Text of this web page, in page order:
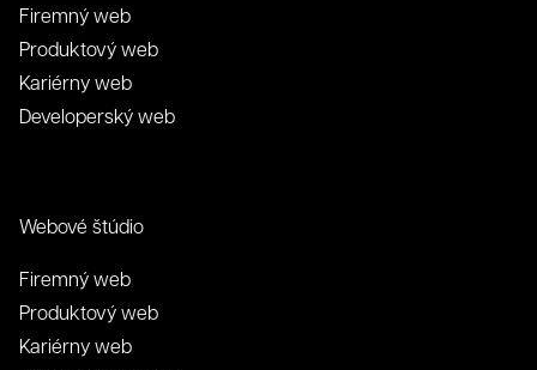
Firemný web
Produktový web
Kariérny web
Developerský web
Webové štúdio
Firemný web
Produktový web
Kariérny web